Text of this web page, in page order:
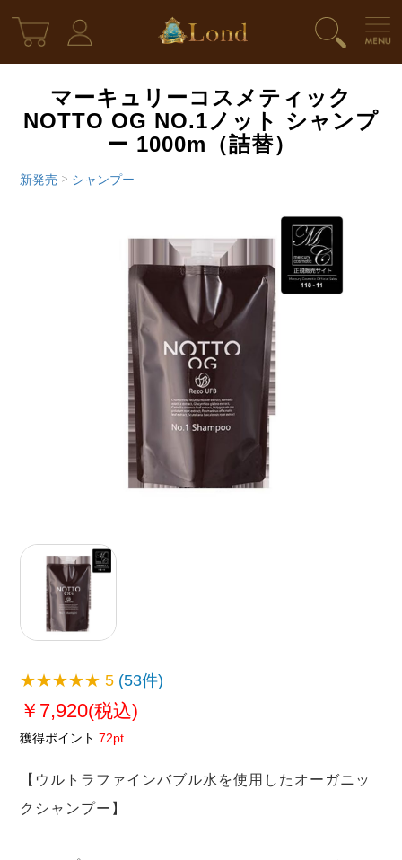
マーキュリーコスメティック
NOTTO OG NO.1ノット シャンプ
ー 1000m（詰替）
新発売 > シャンプー
★★★★★5 (53件)
￥7,920(税込)
獲得ポイント 72pt
【ウルトラファインバブル水を使用したオーガニッ
クシャンプー】